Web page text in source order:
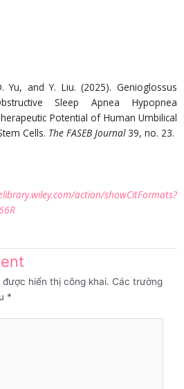
Yu, and Y. Liu. (2025). Genioglossus
Sleep Apnea Hypopnea
Potential of Human Umbilical
Cells. The FASEB Journal39, no. 23.
action/showCitFormats?
được hiển thị công khai. Các trường
*